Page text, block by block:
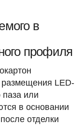
в
профиля
размещения LED-
паза или
в основании
отделки